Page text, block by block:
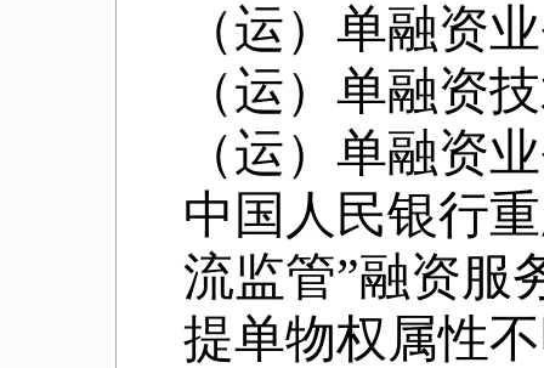
（运）单融资
（运）单融资
（运）单融资
中国人民银行
流监管”融资服
提单物权属性